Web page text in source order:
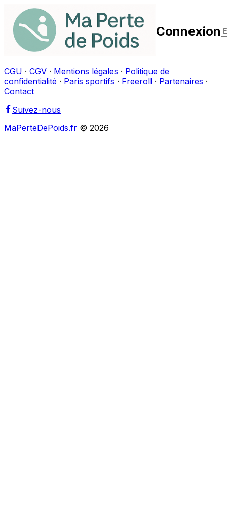
Connexion
CGU · CGV · Mentions légales · Politique de
confidentialité · Paris sportifs · Freeroll · Partenaires ·
Contact
Suivez-nous
MaPerteDePoids.fr © 2026